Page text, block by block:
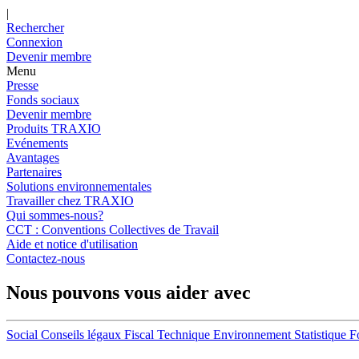
|
Rechercher
Connexion
Devenir membre
Menu
Presse
Fonds sociaux
Devenir membre
Produits TRAXIO
Evénements
Avantages
Partenaires
Solutions environnementales
Travailler chez TRAXIO
Qui sommes-nous?
CCT : Conventions Collectives de Travail
Aide et notice d'utilisation
Contactez-nous
Nous pouvons vous aider avec
Social Conseils légaux Fiscal Technique Environnement Statistique